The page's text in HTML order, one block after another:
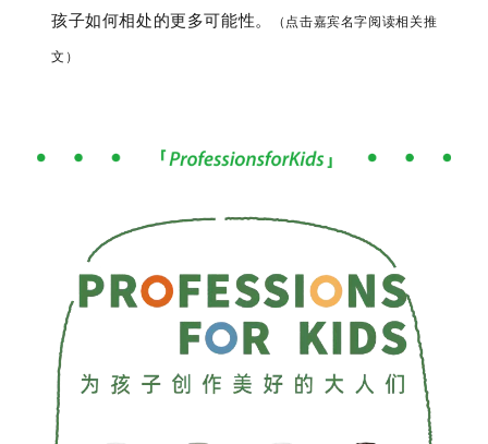
孩子如何相处的更多可能性。
（点击嘉宾名字阅读相关推
文）